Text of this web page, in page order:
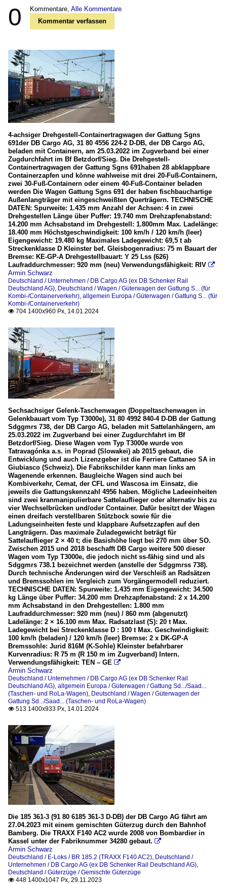
0 Kommentare, Alle Kommentare
Kommentar verfassen
4-achsiger Drehgestell-Containertragwagen der Gattung Sgns
691der DB Cargo AG, 31 80 4556 224-2 D-DB, der DB Cargo AG,
beladen mit Containern, am 25.03.2022 im Zugverband bei einer
Zugdurchfahrt im Bf Betzdorf/Sieg. Die Drehgestell-
Containertragwagen der Gattung Sgns 691haben 28 abklappbare
Containerzapfen und könne wahlweise mit drei 20-Fuß-Containern,
zwei 30-Fuß-Containern oder einem 40-Fuß-Container beladen
werden Die Wagen Gattung Sgns 691 der haben fischbauchartige
Außenlangträger mit eingeschweißten Querträgern. TECHNISCHE
DATEN: Spurweite: 1.435 mm Anzahl der Achsen: 4 in zwei
Drehgestellen Länge über Puffer: 19.740 mm Drehzapfenabstand:
14.200 mm Achsabstand im Drehgestell: 1.800mm Max. Ladelänge:
18.400 mm Höchstgeschwindigkeit: 100 km/h / 120 km/h (leer)
Eigengewicht: 19.480 kg Maximales Ladegewicht: 69,5 t ab
Streckenklasse D Kleinster bef. Gleisbogenradius: 75 m Bauart der
Bremse: KE-GP-A Drehgestellbauart: Y 25 Lss (626)
Laufraddurchmesser: 920 mm (neu) Verwendungsfähigkeit: RIV 
Armin Schwarz
Deutschland / Unternehmen / DB Cargo AG (ex DB Schenker Rail
Deutschland AG), Deutschland / Wagen / Güterwagen der Gattung S... (für
Kombi-/Containerverkehr), allgemein Europa / Güterwagen / Gattung S... (für
Kombi-/Containerverkehr)
 704 1400x960 Px, 14.01.2024
Sechsachsiger Gelenk-Taschenwagen (Doppeltaschenwagen in
Gelenkbauart vom Typ T3000e), 31 80 4992 840-4 D-DB der Gattung
Sdggmrs 738, der DB Cargo AG, beladen mit Sattelanhängern, am
25.03.2022 im Zugverband bei einer Zugdurchfahrt im Bf
Betzdorf/Sieg. Diese Wagen vom Typ T3000e wurde von
Tatravagónka a.s. in Poprad (Slowakei) ab 2015 gebaut, die
Entwicklung und auch Lizenzgeber ist die Ferriere Cattaneo SA in
Giubiasco (Schweiz). Die Fabrikschilder kann man links am
Wagenende erkennen. Baugleiche Wagen sind auch bei
Kombiverkehr, Cemat, der CFL und Wascosa im Einsatz, die
jeweils die Gattungskennzahl 4956 haben. Mögliche Ladeeinheiten
sind zwei kranmanipulierbare Sattelauflieger oder alternativ bis zu
vier Wechselbrücken und/oder Container. Dafür besitzt der Wagen
einen dreifach verstellbaren Stützbock sowie für die
Ladungseinheiten feste und klappbare Aufsetzzapfen auf den
Langträgern. Das maximale Zuladegewicht beträgt für
Sattelauflieger 2 × 40 t; die Basishöhe liegt bei 270 mm über SO.
Zwischen 2015 und 2018 beschafft DB Cargo weitere 500 dieser
Wagen vom Typ T3000e, die jedoch nicht ss-fähig sind und als
Sdggmrs 738.1 bezeichnet werden (anstelle der Sdggmrss 738).
Durch technische Änderungen wird der Verschleiß an Radsätzen
und Bremssohlen im Vergleich zum Vorgängermodell reduziert.
TECHNISCHE DATEN: Spurweite: 1.435 mm Eigengewicht: 34.500
kg Länge über Puffer: 34.200 mm Drehzapfenabstand: 2 x 14.200
mm Achsabstand in den Drehgestellen: 1.800 mm
Laufraddurchmesser: 920 mm (neu) / 860 mm (abgenutzt)
Ladelänge: 2 × 16.100 mm Max. Radsatzlast (S): 20 t Max.
Ladegewicht bei Streckenklasse D : 100 t Max. Geschwindigkeit:
100 km/h (beladen) / 120 km/h (leer) Bremse: 2 x DK-GP-A
Bremssohle: Jurid 816M (K-Sohle) Kleinster befahrbarer
Kurvenradius: R 75 m (R 150 m im Zugverband) Intern.
Verwendungsfähigkeit: TEN – GE 
Armin Schwarz
Deutschland / Unternehmen / DB Cargo AG (ex DB Schenker Rail
Deutschland AG), allgemein Europa / Güterwagen / Gattung Sd.../Saad...
(Taschen- und RoLa-Wagen), Deutschland / Wagen / Güterwagen der
Gattung Sd.../Saad... (Taschen- und RoLa-Wagen)
 513 1400x933 Px, 14.01.2024
Die 185 361-3 (91 80 6185 361-3 D-DB) der DB Cargo AG fährt am
27.04.2023 mit einem gemischten Güterzug durch den Bahnhof
Bamberg. Die TRAXX F140 AC2 wurde 2008 von Bombardier in
Kassel unter der Fabriknummer 34280 gebaut. 
Armin Schwarz
Deutschland / E-Loks / BR 185.2 (TRAXX F140 AC2), Deutschland /
Unternehmen / DB Cargo AG (ex DB Schenker Rail Deutschland AG),
Deutschland / Güterzüge / Gemischte Güterzüge
 448 1400x1047 Px, 29.11.2023